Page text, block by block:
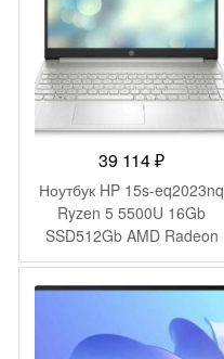
39 114₽
Ноутбук HP 15s-eq2023nq
Ryzen 5 5500U 16Gb
SSD512Gb AMD Radeon
Graphics 15.6″ IPS FHD
(1920×1080) FreeDOS
(4Q6E6EA)